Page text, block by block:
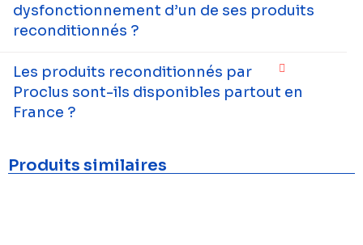
dysfonctionnement d’un de ses produits
reconditionnés ?
Les produits reconditionnés par
Proclus sont-ils disponibles partout en
France ?
Produits similaires